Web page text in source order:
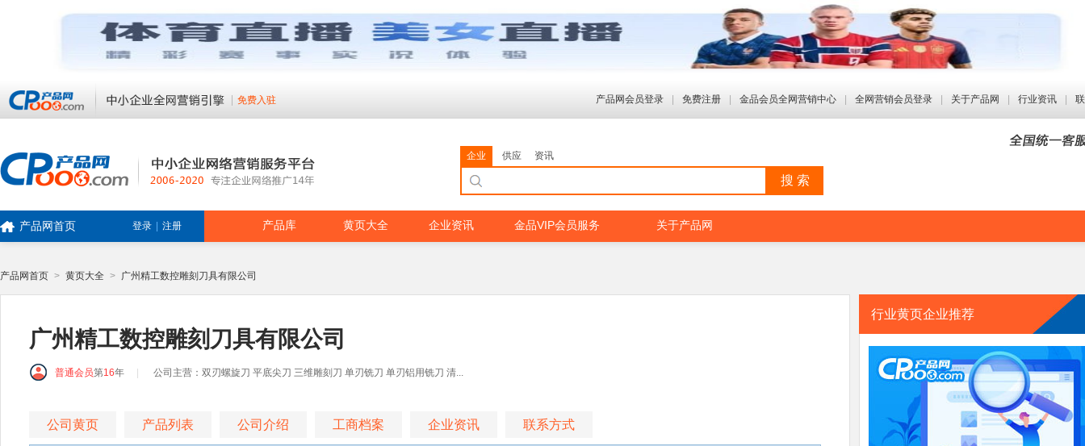
免费入驻 产品网会员登录 免费注册 金品会员全网营销中心 全网营销会员登录 关于产品网 行业资讯
企业 供应 资讯
搜 索
产品网首页 登录 注册 产品库 黄页大全 企业资讯 金品VIP会员服务 关于产品网
产品网首页 > 黄页大全 > 广州精工数控雕刻刀具有限公司
广州精工数控雕刻刀具有限公司
普通会员第16年 公司主营：双刃螺旋刀 平底尖刀 三维雕刻刀 单刃铣刀 单刃铝用铣刀 清...
公司黄页 产品列表 公司介绍 工商档案 企业资讯 联系方式
行业黄页企业推荐